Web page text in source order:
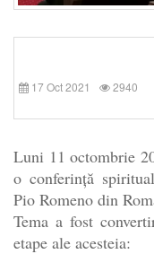
17 Oct 2021 2940
Luni 11 octombrie
o conferință
Pio Romeno din
Tema a fost
etape ale acesteia: